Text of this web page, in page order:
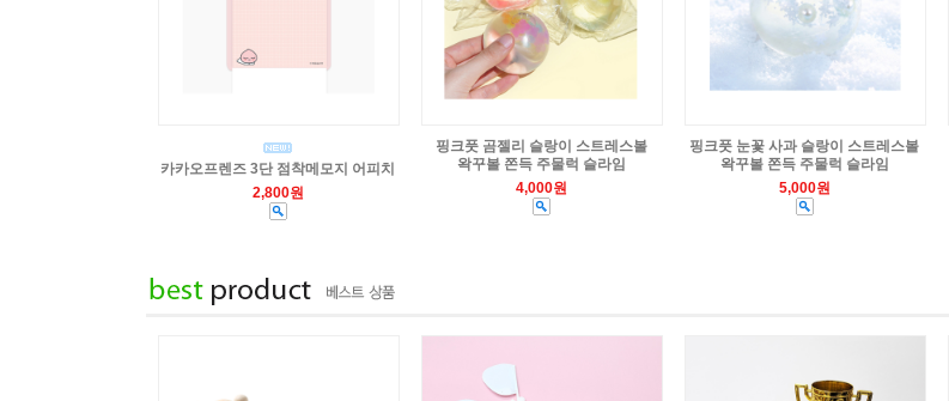
카카오프렌즈 3단 점착메모지 어피치
2,800원
핑크풋 곰젤리 슬랑이 스트레스볼
왁꾸볼 쫀득 주물럭 슬라임
4,000원
핑크풋 눈꽃 사과 슬랑이 스트레스볼
왁꾸볼 쫀득 주물럭 슬라임
5,000원